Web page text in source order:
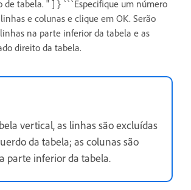
de tabela. " ] } ```Especifique um número
e colunas e clique em OK. Serão
na parte inferior da tabela e as
direito da tabela.
vertical, as linhas são excluídas
da tabela; as colunas são
parte inferior da tabela.